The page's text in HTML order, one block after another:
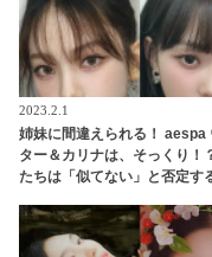
2023.2.1
姉妹に間違えられる！ aespa
ター＆カリナは、そっくり！
たちは「似てない」と否定す
事が頻発